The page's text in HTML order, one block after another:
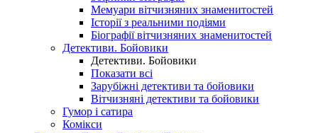
Мемуари вітчизняних знаменитостей
Історії з реальними подіями
Біографії вітчизняних знаменитостей
Детективи. Бойовики
Детективи. Бойовики
Показати всі
Зарубіжні детективи та бойовики
Вітчизняні детективи та бойовики
Гумор і сатира
Комікси